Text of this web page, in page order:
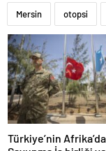
Mersin otopsi
Türkiye’nin